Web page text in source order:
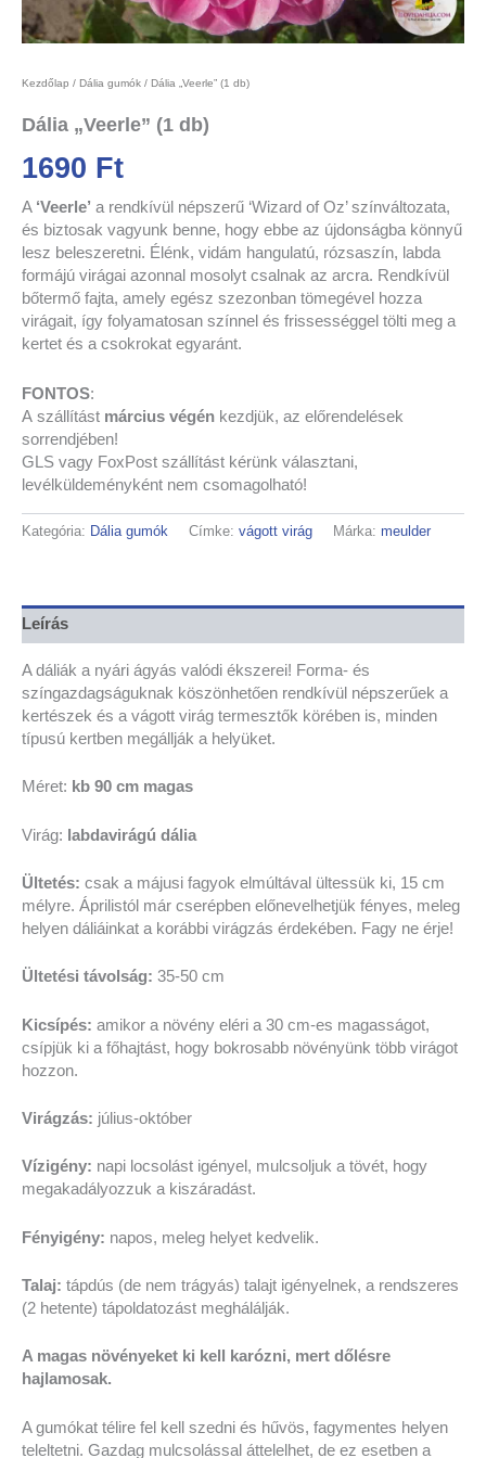
Kezdőlap / Dália gumók / Dália „Veerle” (1 db)
Dália „Veerle” (1 db)
1690 Ft
A ‘Veerle’ a rendkívül népszerű ‘Wizard of Oz’ színváltozata,
és biztosak vagyunk benne, hogy ebbe az újdonságba könnyű
lesz beleszeretni. Élénk, vidám hangulatú, rózsaszín, labda
formájú virágai azonnal mosolyt csalnak az arcra. Rendkívül
bőtermő fajta, amely egész szezonban tömegével hozza
virágait, így folyamatosan színnel és frissességgel tölti meg a
kertet és a csokrokat egyaránt.
FONTOS:
A szállítást március végén kezdjük, az előrendelések
sorrendjében!
GLS vagy FoxPost szállítást kérünk választani,
levélküldeményként nem csomagolható!
Kategória: Dália gumók Címke: vágott virág Márka: meulder
Leírás
A dáliák a nyári ágyás valódi ékszerei! Forma- és
színgazdagságuknak köszönhetően rendkívül népszerűek a
kertészek és a vágott virág termesztők körében is, minden
típusú kertben megállják a helyüket.
Méret: kb 90 cm magas
Virág: labdavirágú dália
Ültetés: csak a májusi fagyok elmúltával ültessük ki, 15 cm
mélyre. Áprilistól már cserépben előnevelhetjük fényes, meleg
helyen dáliáinkat a korábbi virágzás érdekében. Fagy ne érje!
Ültetési távolság: 35-50 cm
Kicsípés: amikor a növény eléri a 30 cm-es magasságot,
csípjük ki a főhajtást, hogy bokrosabb növényünk több virágot
hozzon.
Virágzás: július-október
Vízigény: napi locsolást igényel, mulcsoljuk a tövét, hogy
megakadályozzuk a kiszáradást.
Fényigény: napos, meleg helyet kedvelik.
Talaj: tápdús (de nem trágyás) talajt igényelnek, a rendszeres
(2 hetente) tápoldatozást meghálálják.
A magas növényeket ki kell karózni, mert dőlésre
hajlamosak.
A gumókat télire fel kell szedni és hűvös, fagymentes helyen
teleltetni. Gazdag mulcsolással áttelelhet, de ez esetben a